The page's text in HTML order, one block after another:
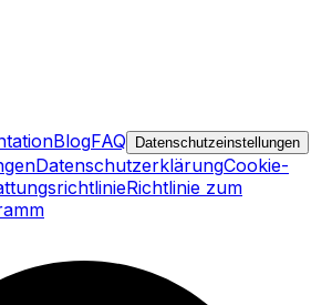
BlogFAQ Datenschutzeinstellungen
DatenschutzerklärungCookie-
Richtlinie zum